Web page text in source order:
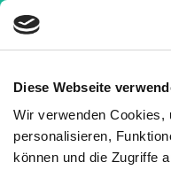
Diese Webseite
Wir verwenden Cookies,
personalisieren,
können und die Zugriffe
Allgemein